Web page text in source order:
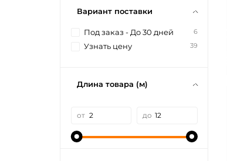
Вариант поставки
Под заказ - До 30 дней 6
Узнать цену 39
Длина товара (м)
от до